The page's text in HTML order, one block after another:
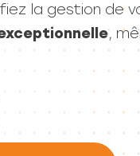
la gestion de
,